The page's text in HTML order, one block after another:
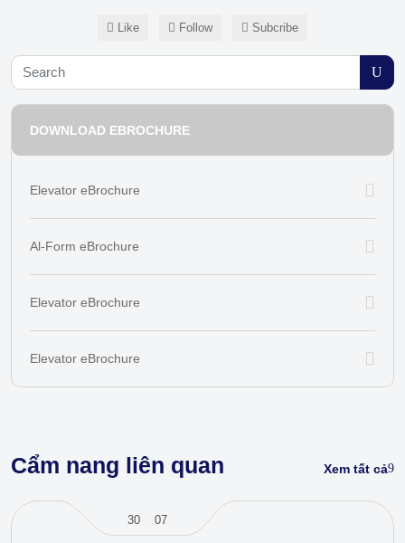
Like Follow Subcribe
DOWNLOAD EBROCHURE
Elevator eBrochure
Al-Form eBrochure
Elevator eBrochure
Elevator eBrochure
Cẩm nang liên quan Xem tất cả
30 07